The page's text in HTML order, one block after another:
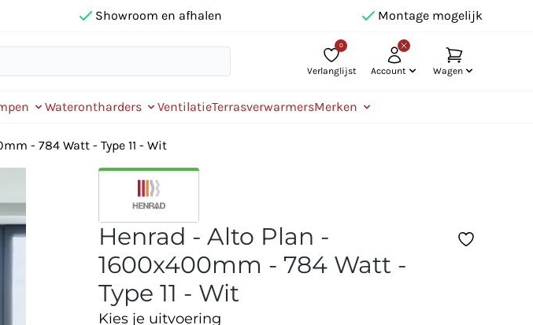
Showroom en afhalen Montage mogelijk
0
Verlanglijst Account Wagen
Waterontharders VentilatieTerrasverwarmersMerken
- 784 Watt - Type 11 - Wit
Henrad - Alto Plan -
1600x400mm - 784 Watt -
Type 11 - Wit
Kies je uitvoering